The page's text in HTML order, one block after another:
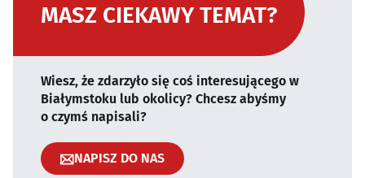
MASZ CIEKAWY TEMAT?
Wiesz, że zdarzyło się coś interesującego w
Białymstoku lub okolicy? Chcesz abyśmy
o czymś napisali?
NAPISZ DO NAS